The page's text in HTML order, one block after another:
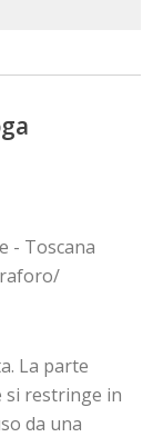
- Toscana
La parte
si restringe in
da una